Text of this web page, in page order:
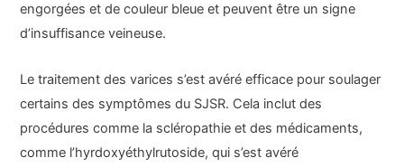
engorgées et de couleur bleue et peuvent être un signe
d’insuffisance veineuse.
Le traitement des varices s’est avéré efficace pour soulager
certains des symptômes du SJSR. Cela inclut des
procédures comme la scléropathie et des médicaments,
comme l’hyrdoxyéthylrutoside, qui s’est avéré